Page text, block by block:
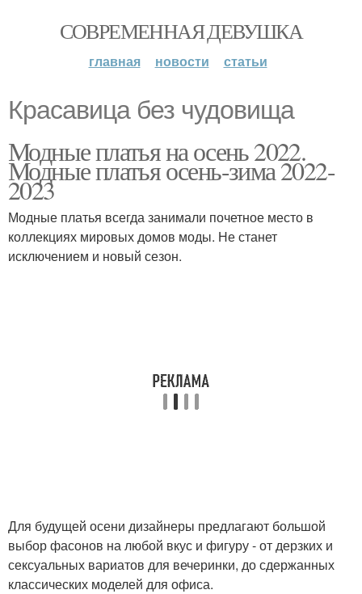
СОВРЕМЕННАЯ ДЕВУШКА
главная новости статьи
Красавица без чудовища
Модные платья на осень 2022.
Модные платья осень-зима 2022-
2023
Модные платья всегда занимали почетное место в
коллекциях мировых домов моды. Не станет
исключением и новый сезон.
Для будущей осени дизайнеры предлагают большой
выбор фасонов на любой вкус и фигуру - от дерзких и
сексуальных вариатов для вечеринки, до сдержанных
классических моделей для офиса.